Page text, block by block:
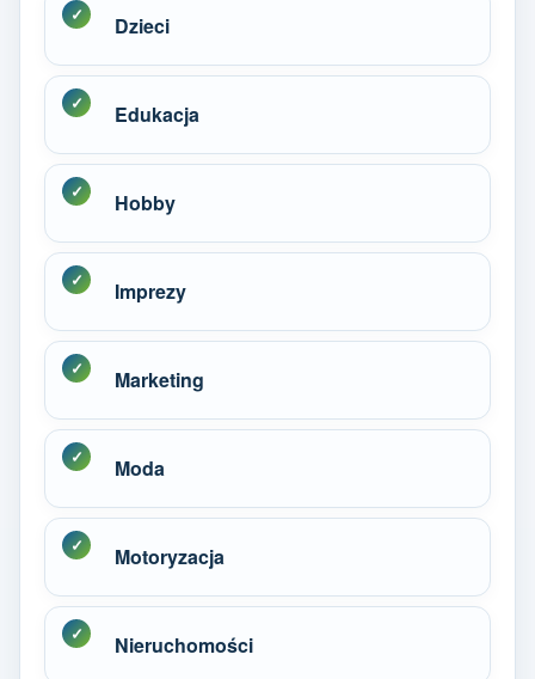
Dzieci
Edukacja
Hobby
Imprezy
Marketing
Moda
Motoryzacja
Nieruchomości